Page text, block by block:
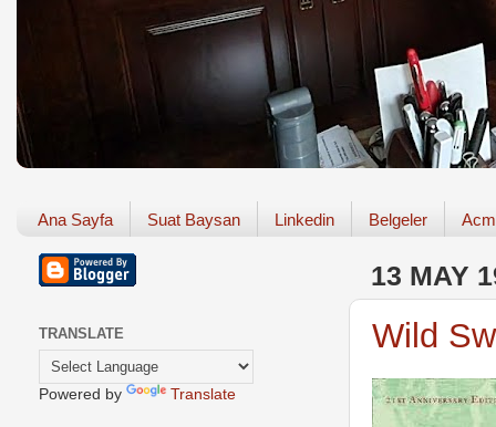
Ana Sayfa Suat Baysan Linkedin Belgeler
13 MAY
Wild
TRANSLATE
Powered by Translate